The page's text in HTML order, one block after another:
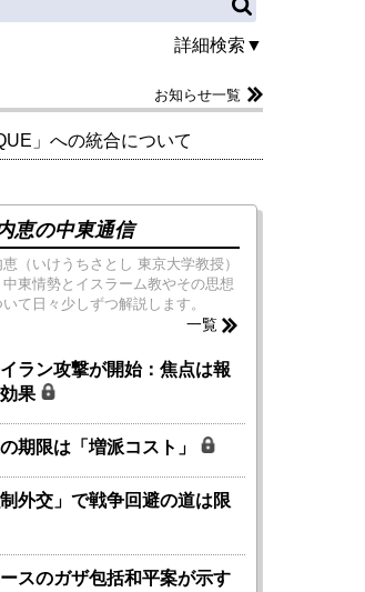
詳細検索▼
お知らせ一覧
」への統合について
恵の中東通信
（いけうちさとし 東京大学教授）
中東情勢とイスラーム教やその思想
いて日々少しずつ解説します。
一覧
ラン攻撃が開始：焦点は報
果
期限は「増派コスト」
外交」で戦争回避の道は限
スのガザ包括和平案が示す